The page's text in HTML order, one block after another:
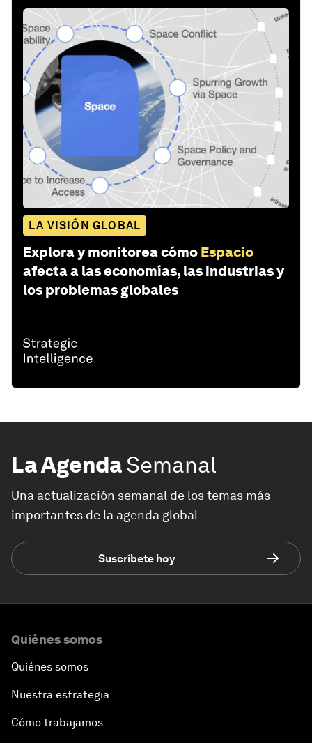
LA VISIÓN GLOBAL
Explora y monitorea cómo Espacio
afecta a las economías, las industrias y
los problemas globales
La AgendaSemanal
Una actualización semanal de los temas más
importantes de la agenda global
Suscríbete hoy
Quiénes somos
Quiénes somos
Nuestra estrategia
Cómo trabajamos